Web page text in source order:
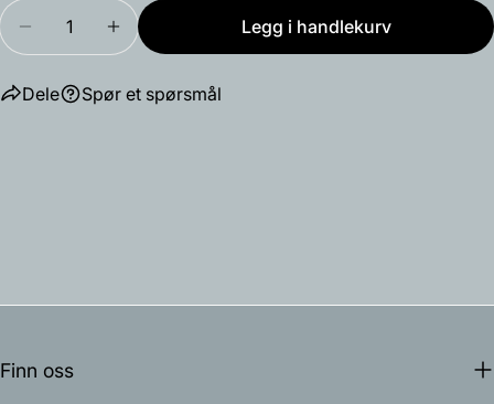
Mengde
Reduser antallet for PH 4/3 pendel
Øk antallet for PH 4/3 pendel
Legg i handlekurv
Dele Spør et spørsmål
Finn oss